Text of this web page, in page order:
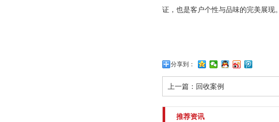
证，也是客户个性与品味的完美展现。
分享到：
上一篇： 回收案例
推荐资讯